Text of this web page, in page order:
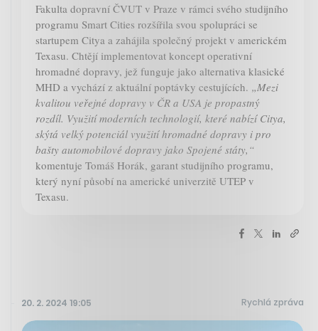
Fakulta dopravní ČVUT v Praze v rámci svého studijního
programu Smart Cities rozšířila svou spolupráci se
startupem Citya a zahájila společný projekt v americkém
Texasu. Chtějí implementovat koncept operativní
hromadné dopravy, jež funguje jako alternativa klasické
MHD a vychází z aktuální poptávky cestujících. „Mezi
kvalitou veřejné dopravy v ČR a USA je propastný
rozdíl. Využití moderních technologií, které nabízí Citya,
skýtá velký potenciál využití hromadné dopravy i pro
bašty automobilové dopravy jako Spojené státy,“
komentuje Tomáš Horák, garant studijního programu,
který nyní působí na americké univerzitě UTEP v
Texasu.
20. 2. 2024 19:05 Rychlá zpráva